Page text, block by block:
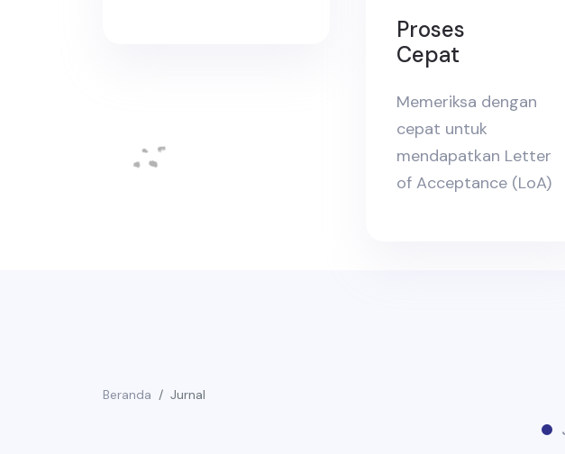
Proses
Cepat
Memeriksa dengan
cepat untuk
mendapatkan Letter
of Acceptance (LoA)
Beranda Jurnal